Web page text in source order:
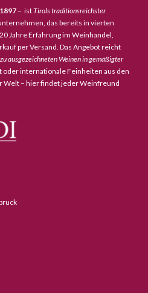
– istTirols traditionsreichster
das bereits in vierten
Jahre Erfahrung im Weinhandel,
per Versand. Das Angebot reicht
ausgezeichneten Weinen in gemäßigter
oder internationale Feinheiten aus den
Welt – hier findet jeder Weinfreund